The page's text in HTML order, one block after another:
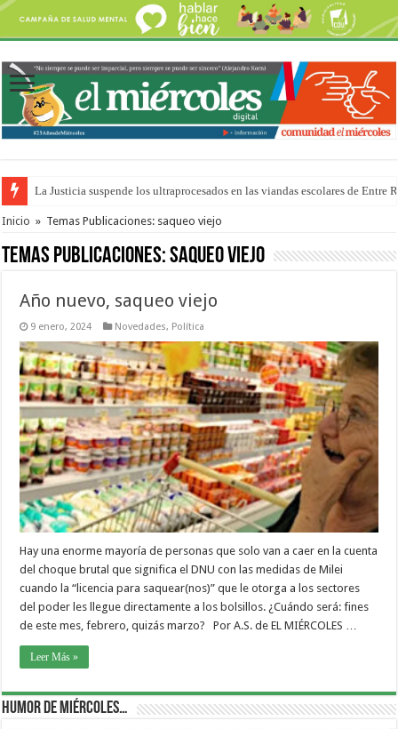
La Justicia suspende los ultraprocesados en las viandas escolares de Entre
Se presentará la obra “La Runfla de los Macanos”
Inicio » Temas Publicaciones: saqueo viejo
Temas Publicaciones:saqueo viejo
Año nuevo, saqueo viejo
9 enero, 2024 Novedades, Política
Hay una enorme mayoría de personas que solo van a caer en la cuenta
del choque brutal que significa el DNU con las medidas de Milei
cuando la “licencia para saquear(nos)” que le otorga a los sectores
del poder les llegue directamente a los bolsillos. ¿Cuándo será: fines
de este mes, febrero, quizás marzo? Por A.S. de EL MIÉRCOLES …
Leer Más »
Humor de Miércoles…